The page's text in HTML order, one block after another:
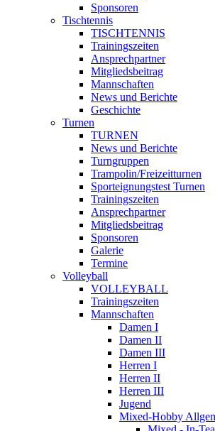
Sponsoren
Tischtennis
TISCHTENNIS
Trainingszeiten
Ansprechpartner
Mitgliedsbeitrag
Mannschaften
News und Berichte
Geschichte
Turnen
TURNEN
News und Berichte
Turngruppen
Trampolin/Freizeitturnen
Sporteignungstest Turnen
Trainingszeiten
Ansprechpartner
Mitgliedsbeitrag
Sponsoren
Galerie
Termine
Volleyball
VOLLEYBALL
Trainingszeiten
Mannschaften
Damen I
Damen II
Damen III
Herren I
Herren II
Herren III
Jugend
Mixed-Hobby